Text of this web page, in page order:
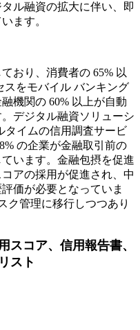
ル融資の拡大に伴い、即
ます。
おり、消費者の 65% 以
スをモバイル バンキング
機関の 60% 以上が自動
デジタル融資ソリューシ
タイムの信用調査サービ
の企業が金融取引前の
います。金融包摂を促進
アの採用が促進され、中
価が必要となっていま
ク管理に移行しつつあり
スコア、信用報告書、
スト